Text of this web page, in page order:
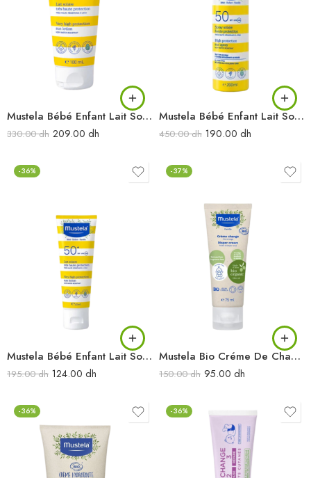
Mustela Bébé Enfant Lait Solaire Très Haute Protection SPF50 100ML
330.00dh 209.00 dh
Mustela Bébé Enfant Lait Solaire Très Haute Protection SPF50 200ML
450.00dh 190.00 dh
-36%
Mustela Bébé Enfant Lait Solaire Très Haute Protection SPF50 40ML
195.00dh 124.00 dh
-37%
Mustela Bio Créme De Change 75ML
150.00dh 95.00 dh
-36% -36%